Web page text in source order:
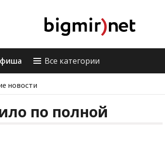
Все категории
новости
по полной